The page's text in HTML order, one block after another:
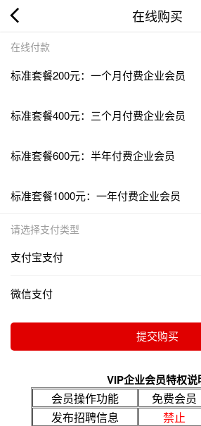
在线购买
在线付款
标准套餐200元：一个月付费企业会员
标准套餐400元：三个月付费企业会员
标准套餐600元：半年付费企业会员
标准套餐1000元：一年付费企业会员
请选择支付类型
支付宝支付
微信支付
VIP企业会员特权说
会员操作功能 免费会员
发布招聘信息
禁止